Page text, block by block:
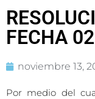
FECHA
noviembre 13,
Por medio del